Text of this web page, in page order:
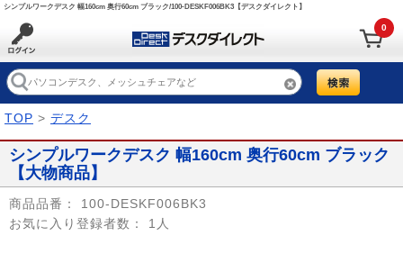
シンプルワークデスク 幅160cm 奥行60cm ブラック/100-DESKF006BK3【デスクダイレクト】
0
TOP > デスク
シンプルワークデスク 幅160cm 奥行60cm ブラック
【大物商品】
商品品番：
100-DESKF006BK3
お気に入り登録者数：
1人